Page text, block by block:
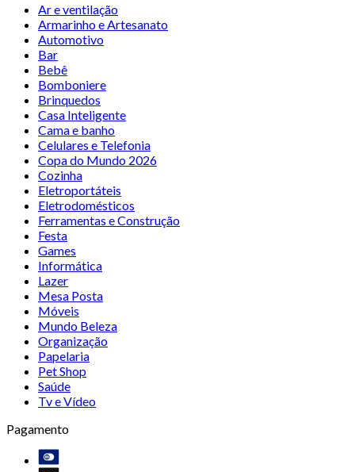
Ar e ventilação
Armarinho e Artesanato
Automotivo
Bar
Bebê
Bomboniere
Brinquedos
Casa Inteligente
Cama e banho
Celulares e Telefonia
Copa do Mundo 2026
Cozinha
Eletroportáteis
Eletrodomésticos
Ferramentas e Construção
Festa
Games
Informática
Lazer
Mesa Posta
Móveis
Mundo Beleza
Organização
Papelaria
Pet Shop
Saúde
Tv e Vídeo
Pagamento